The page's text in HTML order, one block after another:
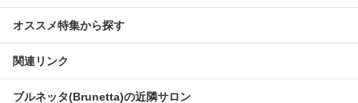
オススメ特集から探す
関連リンク
ブルネッタ(Brunetta)の近隣サロン